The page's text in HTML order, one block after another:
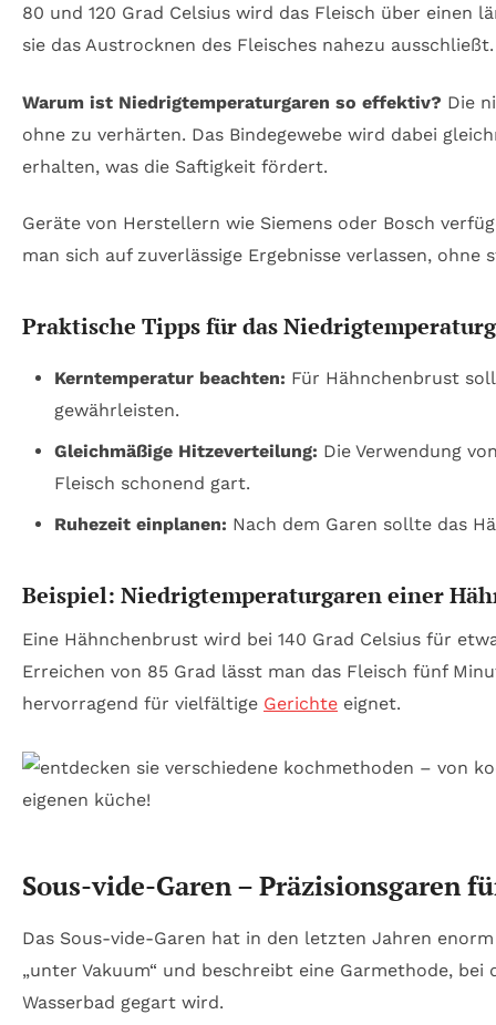
80 und 120 Grad Celsius wird das Fleisch über einen
sie das Austrocknen des Fleisches nahezu ausschließt.
Warum ist Niedrigtemperaturgaren so effektiv? Die
ohne zu verhärten. Das Bindegewebe wird dabei
erhalten, was die Saftigkeit fördert.
Geräte von Herstellern wie Siemens oder Bosch
man sich auf zuverlässige Ergebnisse verlassen, ohne
Praktische Tipps für das
Kerntemperatur beachten: Für Hähnchenbrust
gewährleisten.
Gleichmäßige Hitzeverteilung: Die Verwendung
Fleisch schonend gart.
Ruhezeit einplanen: Nach dem Garen sollte das
Beispiel: Niedrigtemperaturgaren einer
Eine Hähnchenbrust wird bei 140 Grad Celsius für
Erreichen von 85 Grad lässt man das Fleisch fünf
hervorragend für vielfältige Gerichte eignet.
Sous-vide-Garen – Präzisionsgaren
Das Sous-vide-Garen hat in den letzten Jahren
„unter Vakuum“ und beschreibt eine Garmethode,
Wasserbad gegart wird.